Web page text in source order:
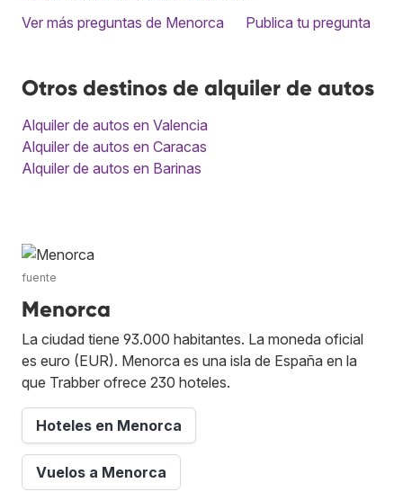
Ver más preguntas de Menorca
Publica tu pregunta
Otros destinos de alquiler de autos
Alquiler de autos en Valencia
Alquiler de autos en Caracas
Alquiler de autos en Barinas
fuente
Menorca
La ciudad tiene 93.000 habitantes. La moneda oficial
es euro (EUR). Menorca es una isla de España en la
que Trabber ofrece 230 hoteles.
Hoteles en Menorca
Vuelos a Menorca